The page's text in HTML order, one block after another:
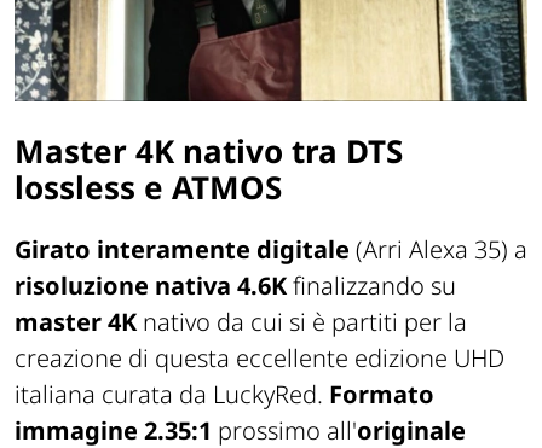
Master 4K nativo tra DTS
lossless e ATMOS
Girato interamente digitale (Arri Alexa 35) a
risoluzione nativa 4.6Kfinalizzando su
master 4K nativo da cui si è partiti per la
creazione di questa eccellente edizione UHD
italiana curata da LuckyRed. Formato
immagine 2.35:1 prossimo all'originale